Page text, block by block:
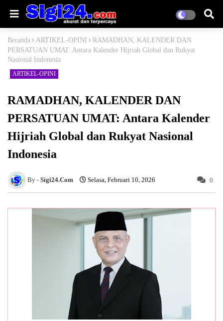
Beranda ARTIKEL-OPINI
RAMADHAN, KALENDER DAN
PERSATUAN UMAT: Antara Kalender Hijriah Global dan Rukyat
Nasional Indonesia
ARTIKEL-OPINI
RAMADHAN, KALENDER DAN
PERSATUAN UMAT: Antara Kalender
Hijriah Global dan Rukyat Nasional
Indonesia
Sigi24.Com Selasa, Februari 10, 2026 0